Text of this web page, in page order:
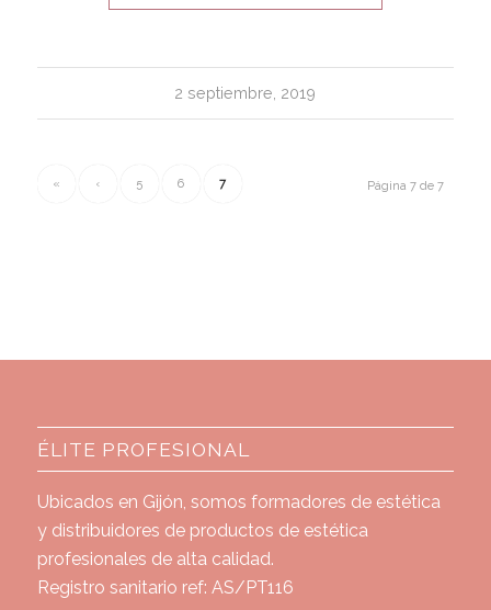
2 septiembre, 2019
Página 7 de 7
« ‹ 5 6 7
ÉLITE PROFESIONAL
Ubicados en Gijón, somos formadores de estética
y distribuidores de productos de estética
profesionales de alta calidad.
Registro sanitario ref: AS/PT116